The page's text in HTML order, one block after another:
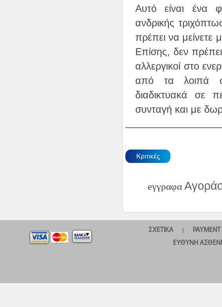
Αυτό είναι ένα
ανδρικής
πρέπει να μείνετε
Επίσης, δεν
αλλεργικοί στο
από τα λοιπά
διαδικτυακά σε
συνταγή και με
eγγραφα
ΣΧΕΤΙΚΆ |
PAYMENT
ΕΥΘΎΝΗ